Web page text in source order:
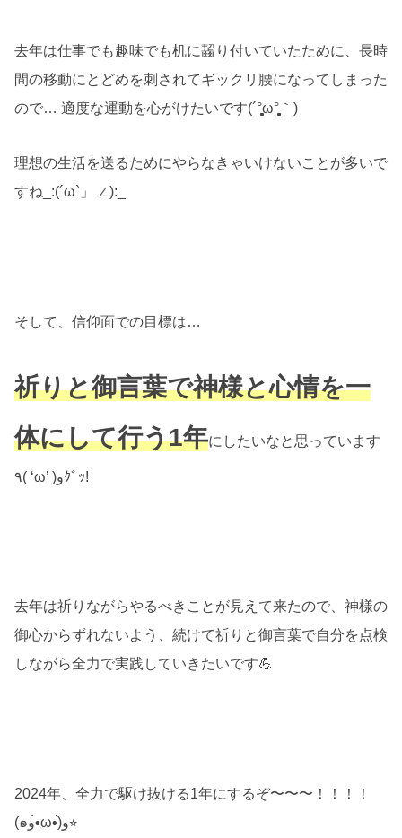
去年は仕事でも趣味でも机に齧り付いていたために、長時
間の移動にとどめを刺されてギックリ腰になってしまった
ので… 適度な運動を心がけたいです(´°̥̥̥̥̥̥̥̥ω°̥̥̥̥̥̥̥̥｀)
理想の生活を送るためにやらなきゃいけないことが多いで
すね_:(´ω`」 ∠):_
そして、信仰面での目標は…
祈りと御言葉で神様と心情を一
体にして行う1年にしたいなと思っています
٩( ‘ω’ )وｸﾞｯ!
去年は祈りながらやるべきことが見えて来たので、神様の
御心からずれないよう、続けて祈りと御言葉で自分を点検
しながら全力で実践していきたいです💪
2024年、全力で駆け抜ける1年にするぞ〜〜〜！！！！
(๑و•̀ω•́)و⭐︎